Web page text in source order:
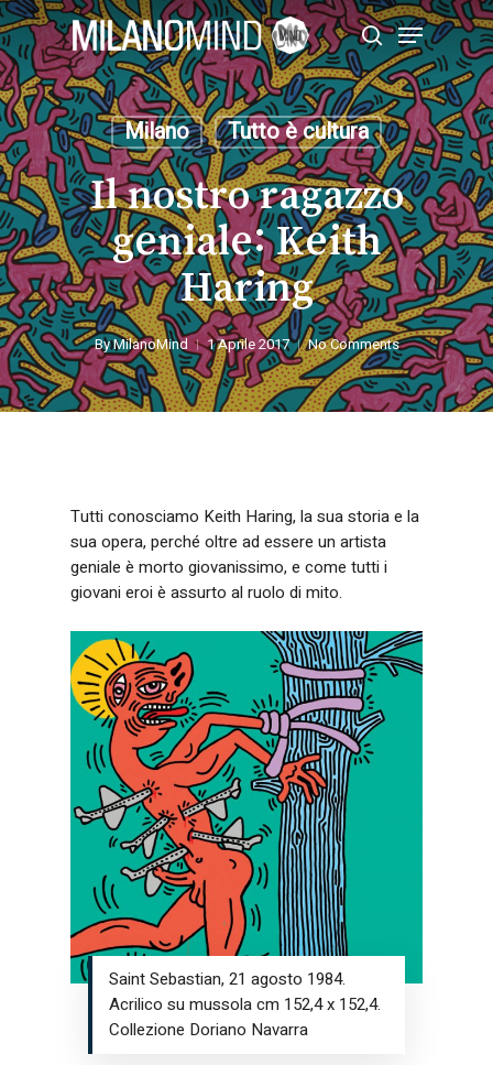
Skip
to
main
content
search
Menu
Milano Tutto è cultura
Il nostro ragazzo
geniale: Keith
Haring
ByMilanoMind 1 Aprile 2017 No Comments
Tutti conosciamo Keith Haring, la sua storia e la
sua opera, perché oltre ad essere un artista
geniale è morto giovanissimo, e come tutti i
giovani eroi è assurto al ruolo di mito.
Saint Sebastian, 21 agosto 1984.
Acrilico su mussola cm 152,4 x 152,4.
Collezione Doriano Navarra
Close
Menu